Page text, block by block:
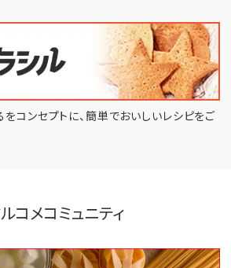
コンセプトに、 簡単でおいしいレシピをご
コメコミュニティ